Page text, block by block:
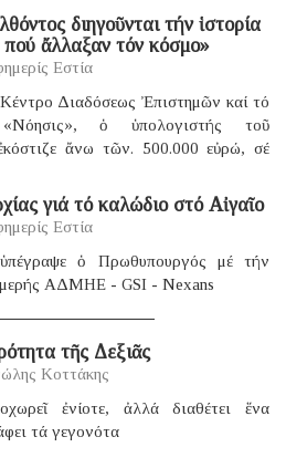
διηγοῦνται τήν ἱστορία
ἄλλαξαν τόν κόσμο»
Εστία
Διαδόσεως Ἐπιστημῶν καί τό
ὁ ὑπολογιστής τοῦ
ἄνω τῶν. 500.000 εὐρώ, σέ
γιά τό καλώδιο στό Αἰγαῖο
Εστία
ὁ Πρωθυπουργός μέ τήν
ΑΔΜΗΕ - GSI - Nexans
τῆς Δεξιᾶς
Κοττάκης
ἐνίοτε, ἀλλά διαθέτει ἕνα
τά γεγονότα